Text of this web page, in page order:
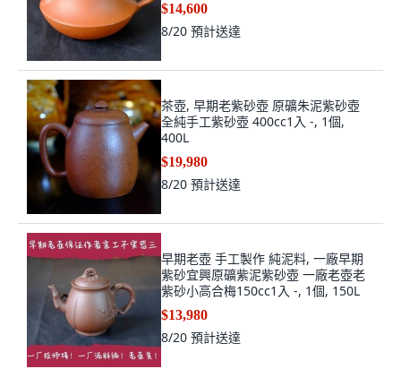
$14,600
8/20 預計送達
茶壺, 早期老紫砂壺 原礦朱泥紫砂壺
全純手工紫砂壺 400cc1入 -, 1個,
400L
$19,980
8/20 預計送達
早期老壺 手工製作 純泥料, 一廠早期
紫砂宜興原礦紫泥紫砂壺 一廠老壺老
紫砂小高合梅150cc1入 -, 1個, 150L
$13,980
8/20 預計送達